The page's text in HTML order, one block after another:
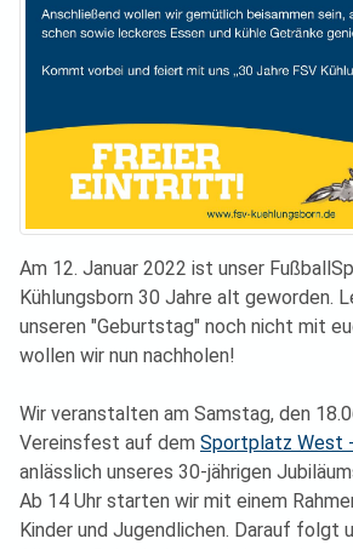
Am 12. Januar 2022 ist unser
Kühlungsborn 30 Jahre alt geworden.
unseren "Geburtstag" noch nicht mit
wollen wir nun nachholen!
Wir veranstalten am Samstag, den
Vereinsfest auf dem Sportplatz West
anlässlich unseres 30-jährigen
Ab 14 Uhr starten wir mit einem
Kinder und Jugendlichen. Darauf folgt